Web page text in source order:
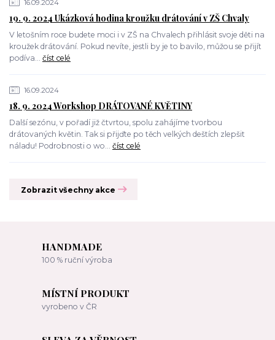
16.09.2024
19. 9. 2024 Ukázková hodina kroužku drátování v ZŠ Chvaly
V letošním roce budete moci i v ZŠ na Chvalech přihlásit svoje děti na
kroužek drátování. Pokud nevíte, jestli by je to bavilo, můžou se přijít
podíva... číst celé
16.09.2024
18. 9. 2024 Workshop DRÁTOVANÉ KVĚTINY
Další sezónu, v pořadí již čtvrtou, spolu zahájíme tvorbou
drátovaných květin. Tak si přijďte po těch velkých deštích zlepšit
náladu! Podrobnosti o wo... číst celé
Zobrazit všechny akce
HANDMADE
100 % ruční výroba
MÍSTNÍ PRODUKT
vyrobeno v ČR